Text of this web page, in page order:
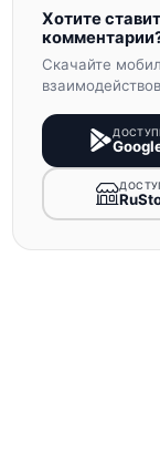
Хотите
Скачайте